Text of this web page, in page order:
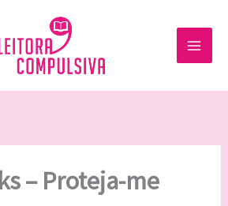
– Proteja-me